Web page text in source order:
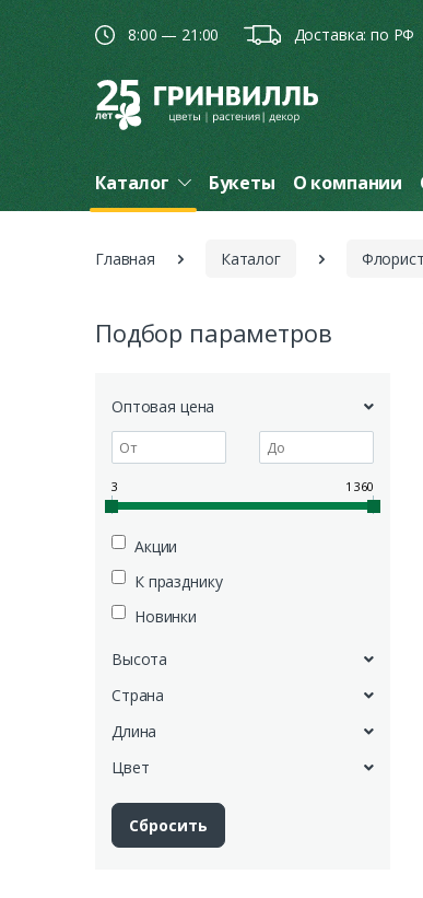
8:00 — 21:00 Доставка: по РФ
Каталог Букеты О компании
Главная Каталог
Подбор параметров
Оптовая цена
3 1 360
Акции
К празднику
Новинки
Высота
Страна
Длина
Цвет